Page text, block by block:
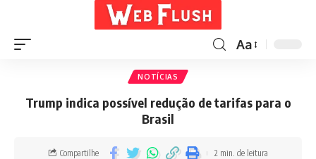
Aa
NOTÍCIAS
Trump indica possível redução de tarifas para o
Brasil
Compartilhe 2 min. de leitura